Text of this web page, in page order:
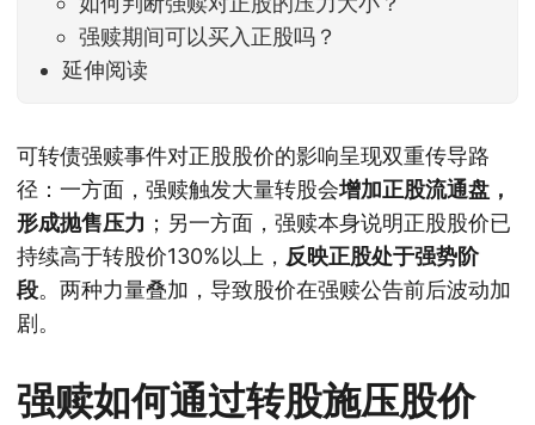
强赎期间可以买入正股吗？
延伸阅读
可转债强赎事件对正股股价的影响呈现双重传导路
径：一方面，强赎触发大量转股会增加正股流通盘，
形成抛售压力 ；另一方面，强赎本身说明正股股价已
持续高于转股价130%以上， 反映正股处于强势阶
段。两种力量叠加，导致股价在强赎公告前后波动加
剧。
强赎如何通过转股施压股价